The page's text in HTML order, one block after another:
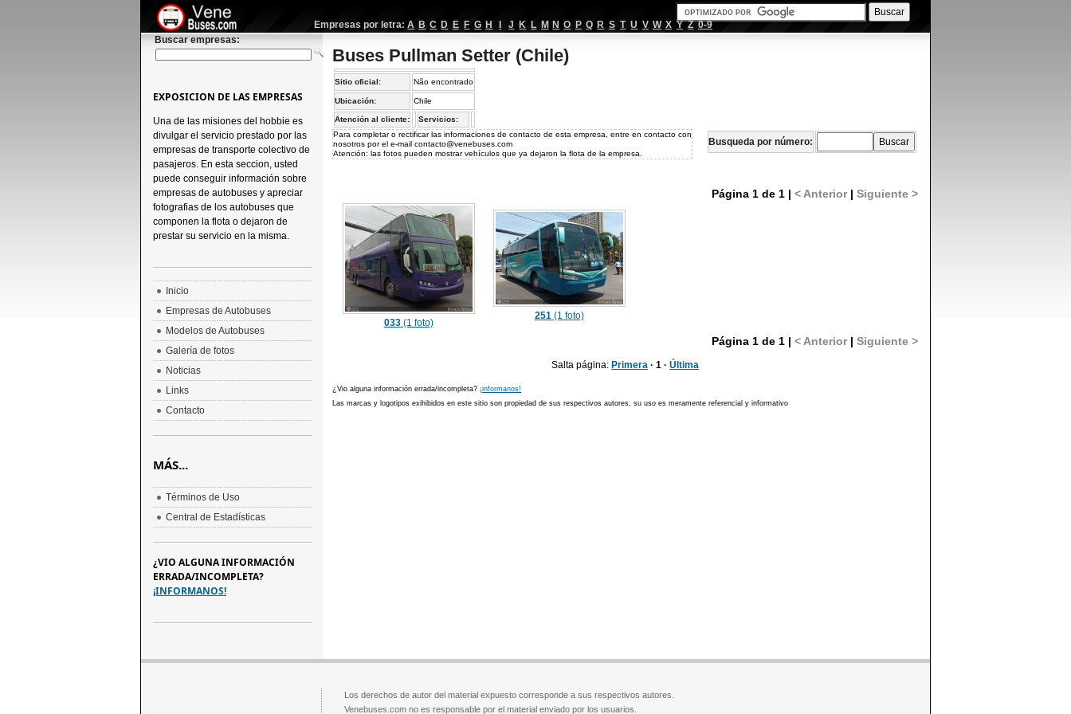
Empresas por letra: A B C D E F G H J K L M N O P Q R S T U V W X Y Z 0-9
Buscar empresas:
Buses Pullman Setter (Chile)
Sitio oficial: Não encontrado
Ubicación: Chile
Atención al cliente:
Servicios:
Para completar o rectificar las informaciones de contacto de esta empresa, entre en contacto con
nosotros por el e-mailcontacto@venebuses.com
Atención: las fotos pueden mostrar vehículos que ya dejaron la flota de la empresa.
Busqueda por número:
Página 1 de 1 |< Anterior|Siguiente >
033(1 foto)
251(1 foto)
Página 1 de 1 |< Anterior|Siguiente >
Salta página: Primera · 1 ·Última
¿Vio alguna información errada/incompleta? ¡informanos!
Las marcas y logotipos exihibidos en este sitio son propiedad de sus respectivos autores, su uso es meramente referencial y informativo
EXPOSICION DE LAS EMPRESAS
Una de las misiones del hobbie es
divulgar el servicio prestado por las
empresas de transporte colectivo de
pasajeros. En esta seccion, usted
puede conseguir información sobre
empresas de autobuses y apreciar
fotografias de los autobuses que
componen la flota o dejaron de
prestar su servicio en la misma.
Inicio
Empresas de Autobuses
Modelos de Autobuses
Galería de fotos
Noticias
Links
Contacto
MÁS...
Términos de Uso
Central de Estadísticas
¿VIO ALGUNA INFORMACIÓN
ERRADA/INCOMPLETA?
¡INFORMANOS!
Los derechos de autor del material expuesto corresponde a sus respectivos autores.
Venebuses.com no es responsable por el material enviado por los usuarios.